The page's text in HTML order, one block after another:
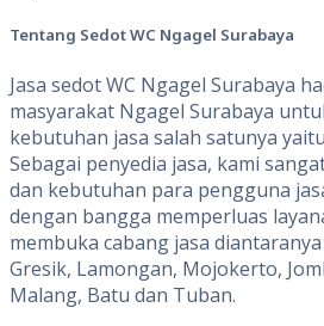
Tentang Sedot WC Ngagel Surabaya
Jasa sedot WC Ngagel Surabaya
masyarakat Ngagel Surabaya
kebutuhan jasa salah satunya
Sebagai penyedia jasa, kami
dan kebutuhan para pengguna
dengan bangga memperluas
membuka cabang jasa
Gresik, Lamongan, Mojokerto,
Malang, Batu dan Tuban.